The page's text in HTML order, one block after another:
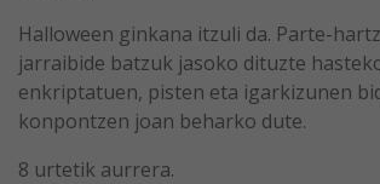
Halloween ginkana itzuli da. Parte-
jarraibide batzuk jasoko dituzte
enkriptatuen, pisten eta igarkizunen
konpontzen joan beharko dute.
8 urtetik aurrera.